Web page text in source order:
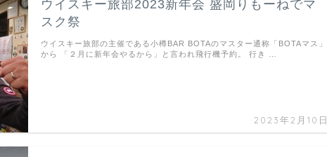
ウイスキー旅部2023新年会 盛岡りもーねでマ
スク祭
2023年2月10日
ウイスキー旅部の主催である小樽BAR BOTAのマスター通称「BOTAマス」
から 「２月に新年会やるから」と言われ飛行機予約。 行き …